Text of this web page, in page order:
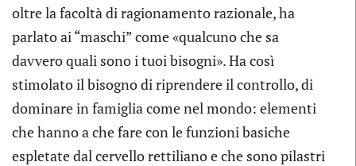
oltre la facoltà di ragionamento razionale, ha
parlato ai “maschi” come «qualcuno che sa
davvero quali sono i tuoi bisogni». Ha così
stimolato il bisogno di riprendere il controllo, di
dominare in famiglia come nel mondo: elementi
che hanno a che fare con le funzioni basiche
espletate dal cervello rettiliano e che sono pilastri